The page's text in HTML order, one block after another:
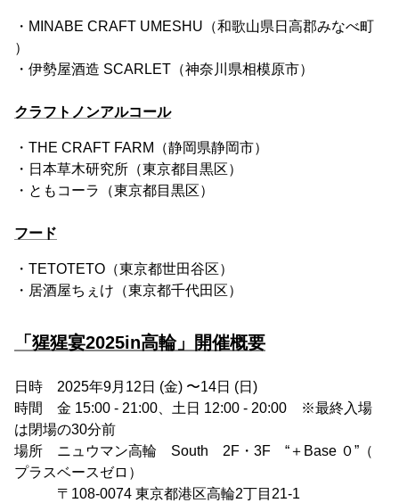
・MINABE CRAFT UMESHU（和歌山県日高郡みなべ町
）
・伊勢屋酒造 SCARLET（神奈川県相模原市）
クラフトノンアルコール
・THE CRAFT FARM（静岡県静岡市）
・日本草木研究所（東京都目黒区）
・ともコーラ（東京都目黒区）
フード
・TETOTETO（東京都世田谷区）
・居酒屋ちぇけ（東京都千代田区）
「猩猩宴2025in高輪」開催概要
日時 2025年9月12日 (金) 〜14日 (日)
時間 金 15:00 - 21:00、土日 12:00 - 20:00 ※最終入場
は閉場の30分前
場所 ニュウマン高輪 South 2F・3F “＋Base ０”（
プラスベースゼロ）
〒108-0074 東京都港区高輪2丁目21-1